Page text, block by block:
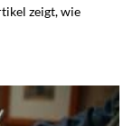
zeigt, wie